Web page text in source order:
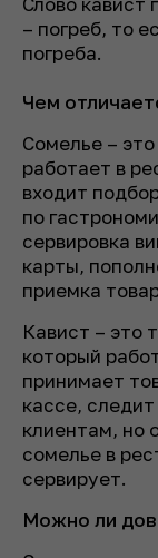
– погреб, то
погреба.
Чем
Сомелье –
работает в
входит
по
сервировка
карты,
приемка
Кавист – это
который
принимает
кассе,
клиентам, но
сомелье в
сервирует.
Можно ли